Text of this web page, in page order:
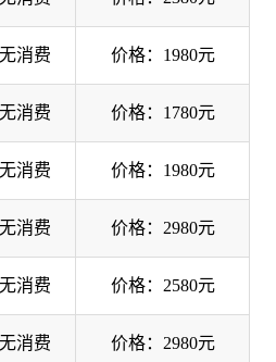
无消费 价格：1980元
无消费 价格：1780元
无消费 价格：1980元
无消费 价格：2980元
无消费 价格：2580元
无消费 价格：2980元